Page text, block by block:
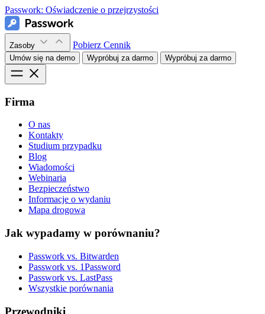
Passwork: Oświadczenie o przejrzystości
Zasoby Pobierz Cennik
Umów się na demo Wypróbuj za darmo Wypróbuj za darmo
Firma
O nas
Kontakty
Studium przypadku
Blog
Wiadomości
Webinaria
Bezpieczeństwo
Informacje o wydaniu
Mapa drogowa
Jak wypadamy w porównaniu?
Passwork vs. Bitwarden
Passwork vs. 1Password
Passwork vs. LastPass
Wszystkie porównania
Przewodniki